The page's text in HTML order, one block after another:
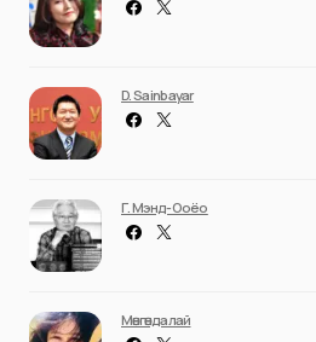
D. Sainbayar
Г. Мэнд-Ооёо
Мөнгөндалай